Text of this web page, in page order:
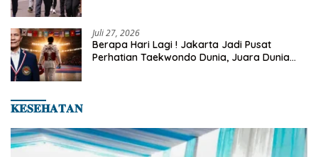
Juli 27, 2026
Berapa Hari Lagi ! Jakarta Jadi Pusat
Perhatian Taekwondo Dunia, Juara Dunia
𝐊𝐄𝐒𝐄𝐇𝐀𝐓𝐀𝐍